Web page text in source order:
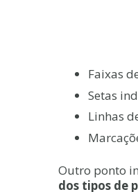
Faixas
Setas
Linhas
Outro ponto
dos tipos de